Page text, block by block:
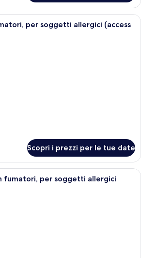
Una moderna camera d'albergo
per soggetti allergici (access
Scopri i prezzi per le tue date
Una camera d'albergo con due letti,
fumatori, per soggetti allergici